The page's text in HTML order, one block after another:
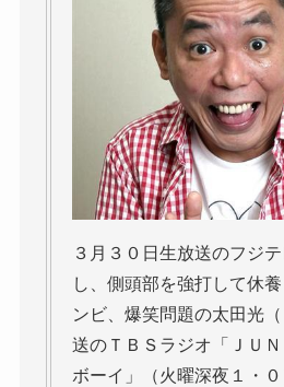
３月３０日生放送のフジ
し、側頭部を強打して休
ンビ、爆笑問題の太田光
送のＴＢＳラジオ「ＪＵ
ボーイ」（火曜深夜１・